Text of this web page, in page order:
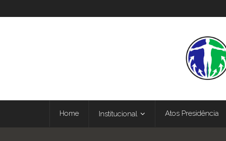
Home Institucional Atos Presidência